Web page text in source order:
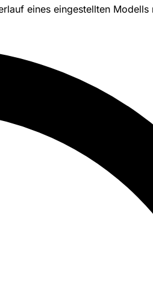
eines eingestellten